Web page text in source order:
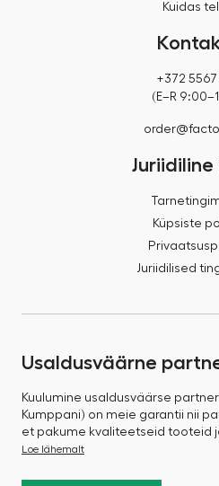
Kuidas
+372 5567
(E–R
Küpsiste
Juriidilised
Usaldusväärne
Kuulumine usaldusväärse
Kumppani) on meie garantii nii
et pakume kvaliteetseid tooteid
Loe lähemalt